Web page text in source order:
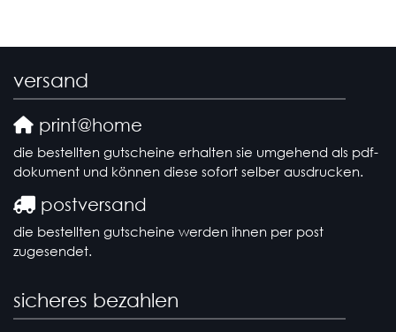
versand
print@home
die bestellten gutscheine erhalten sie umgehend als pdf-
dokument und können diese sofort selber ausdrucken.
postversand
die bestellten gutscheine werden ihnen per post
zugesendet.
sicheres bezahlen